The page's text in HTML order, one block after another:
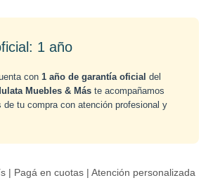
1 año
con 1 año de garantía oficial del
Muebles & Más te acompañamos
de tu compra con atención profesional y
| Pagá en cuotas | Atención personalizada